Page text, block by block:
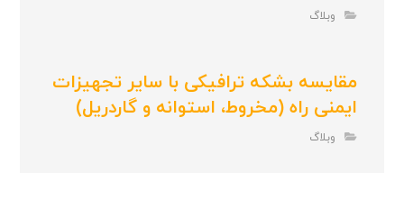
وبلاگ
مقایسه بشکه ترافیکی با سایر تجهیزات
ایمنی راه (مخروط، استوانه و گاردریل)
وبلاگ